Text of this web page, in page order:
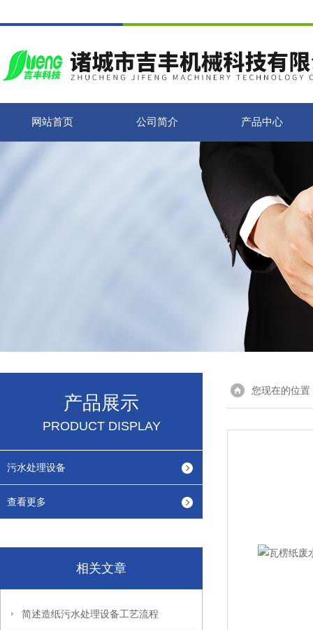
网站首页 公司简介 产品中心
产品展示
PRODUCT DISPLAY
污水处理设备
查看更多
相关文章
简述造纸污水处理设备工艺流程
您现在的位置